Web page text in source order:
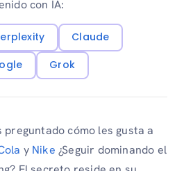
con IA:
Claude
Grok
preguntado cómo les gusta a
y Nike ¿Seguir dominando el